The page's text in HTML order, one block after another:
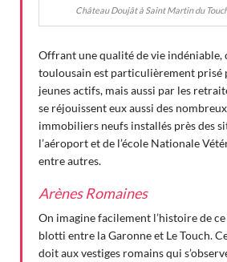
Château Doujât à Saint Martin du
Offrant une qualité de vie indéniable,
toulousain est particulièrement prisé
jeunes actifs, mais aussi par les
se réjouissent eux aussi des
immobiliers neufs installés près des
l’aéroport et de l’école Nationale
entre autres.
Arènes Romaines
On imagine facilement l’histoire de
blotti entre la Garonne et Le Touch.
doit aux vestiges romains qui